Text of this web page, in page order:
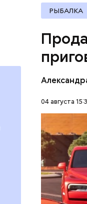
РЫБАЛКА
04 августа
В мае
Гусейна
неуплате
размере.
Фото:
НАЛОГИ
ГАСАН
что
которая
дней